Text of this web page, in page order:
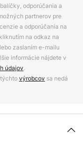
odporúčania a
partnerov pre
a odporúčania na
na odkaz na
zaslaním e-mailu
informácie nájdete v
údajov.
výrobcov sa nedá